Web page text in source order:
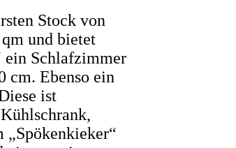
Stock von
und bietet
ein Schlafzimmer
cm. Ebenso ein
ist
„Spökenkieker“